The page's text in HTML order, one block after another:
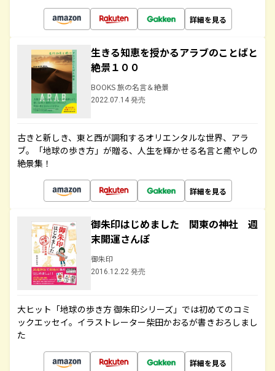
詳細を見る
生きる知恵を授かるアラブのことばと
絶景１００
BOOKS 旅の名言＆絶景
2022.07.14 発売
古きと新しき、東と西が調和するオリエンタルな世界、アラ
ブ。「地球の歩き方」が贈る、人生を輝かせる名言と癒やしの
絶景集！
詳細を見る
御朱印はじめました 関東の神社 週
末開運さんぽ
御朱印
2016.12.22 発売
大ヒット「地球の歩き方 御朱印シリーズ」では初めてのコミ
ックエッセイ。イラストレーター柴田かおるが書きおろしまし
た
詳細を見る